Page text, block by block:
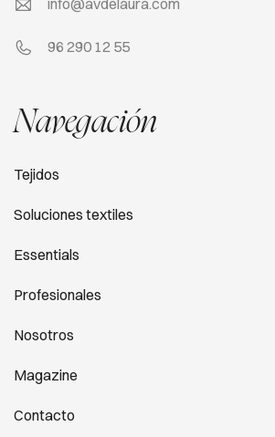
info@avdelaura.com
96 290 12 55
Navegación
Tejidos
Soluciones textiles
Essentials
Profesionales
Nosotros
Magazine
Contacto